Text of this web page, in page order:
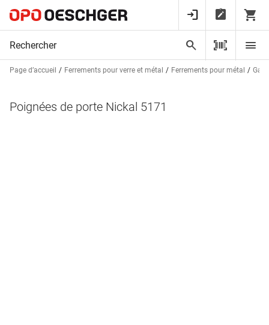
Page d’accueil Ferrements pour verre et métal Ferrements pour métal
Poignées de porte Nickal 5171